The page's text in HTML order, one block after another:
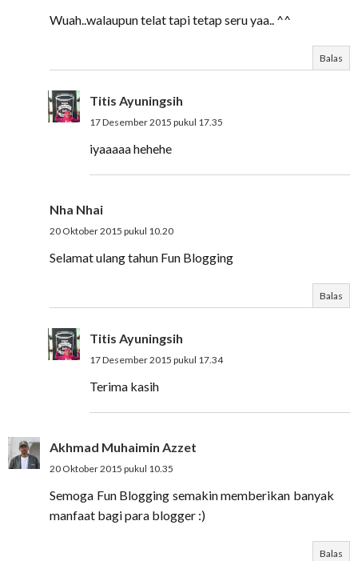
Wuah..walaupun telat tapi tetap seru yaa.. ^^
Balas
Titis Ayuningsih
17 Desember 2015 pukul 17.35
iyaaaaa hehehe
Nha Nhai
20 Oktober 2015 pukul 10.20
Selamat ulang tahun Fun Blogging
Balas
Titis Ayuningsih
17 Desember 2015 pukul 17.34
Terima kasih
Akhmad Muhaimin Azzet
20 Oktober 2015 pukul 10.35
Semoga Fun Blogging semakin memberikan banyak
manfaat bagi para blogger :)
Balas